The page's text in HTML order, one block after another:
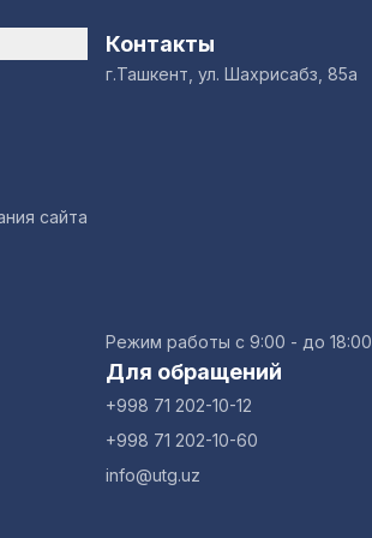
сайта
Контакты
г.Ташкент, ул. Шахрисабз, 85а
Режим работы с 9:00 - до 18:00
Для обращений
+998 71 202-10-12
+998 71 202-10-60
info@utg.uz